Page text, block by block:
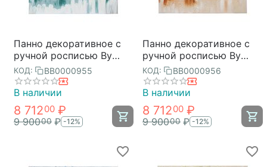
Панно декоративное с
ручной росписью By
Feel, 120х80 см, индиго,
Bergenson Bjorn
КОД: BB0000955
В наличии
8 71200 ₽
9 90000 ₽ -12%
Панно декоративное с
ручной росписью By
Feel, 120х80 см, охра,
Bergenson Bjorn
КОД: BB0000956
В наличии
8 71200 ₽
9 90000 ₽ -12%